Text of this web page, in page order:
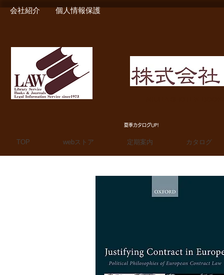
会社紹介 個人情報保護
夏季カタログUP!
TOP webストア 定期案内 カタログ